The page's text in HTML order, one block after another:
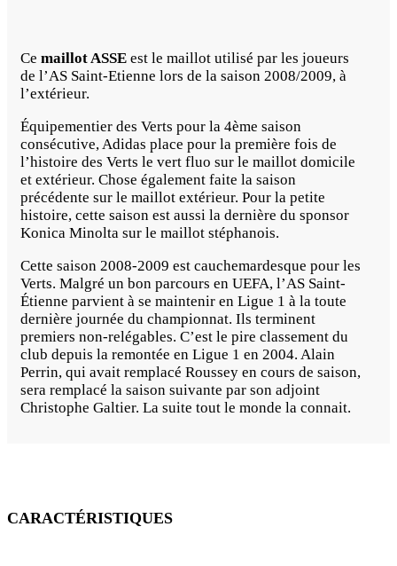
Ce maillot ASSE est le maillot utilisé par les joueurs
de l’AS Saint-Etienne lors de la saison 2008/2009, à
l’extérieur.
Équipementier des Verts pour la 4ème saison
consécutive, Adidas place pour la première fois de
l’histoire des Verts le vert fluo sur le maillot domicile
et extérieur. Chose également faite la saison
précédente sur le maillot extérieur. Pour la petite
histoire, cette saison est aussi la dernière du sponsor
Konica Minolta sur le maillot stéphanois.
Cette saison 2008-2009 est cauchemardesque pour les
Verts. Malgré un bon parcours en UEFA, l’AS Saint-
Étienne parvient à se maintenir en Ligue 1 à la toute
dernière journée du championnat. Ils terminent
premiers non-relégables. C’est le pire classement du
club depuis la remontée en Ligue 1 en 2004. Alain
Perrin, qui avait remplacé Roussey en cours de saison,
sera remplacé la saison suivante par son adjoint
Christophe Galtier. La suite tout le monde la connait.
CARACTÉRISTIQUES